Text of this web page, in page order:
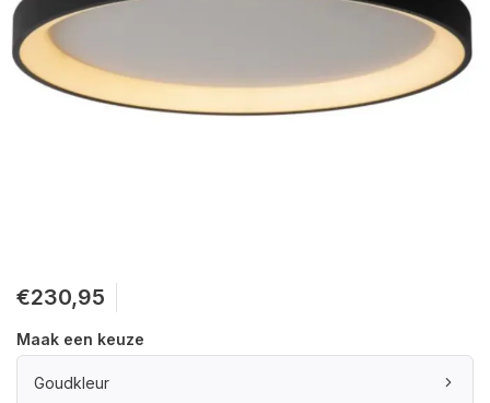
€230,95
Maak een keuze
Goudkleur